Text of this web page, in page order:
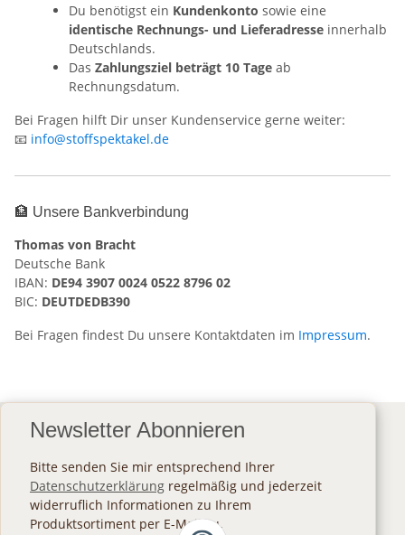
Du benötigst ein Kundenkonto sowie eine
identische Rechnungs- und Lieferadresse innerhalb
Deutschlands.
Das Zahlungsziel beträgt 10 Tage ab
Rechnungsdatum.
Bei Fragen hilft Dir unser Kundenservice gerne weiter:
📧 info@stoffspektakel.de
🏦 Unsere Bankverbindung
Thomas von Bracht
Deutsche Bank
IBAN: DE94 3907 0024 0522 8796 02
BIC: DEUTDEDB390
Bei Fragen findest Du unsere Kontaktdaten im Impressum.
Newsletter Abonnieren
Bitte senden Sie mir entsprechend Ihrer
Datenschutzerklärung regelmäßig und jederzeit
widerruflich Informationen zu Ihrem
Produktsortiment per E-Mail zu.